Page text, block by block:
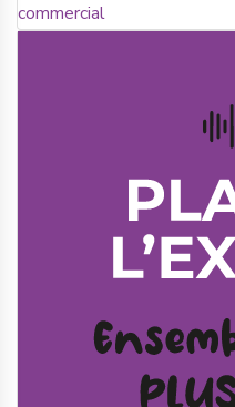
commercial